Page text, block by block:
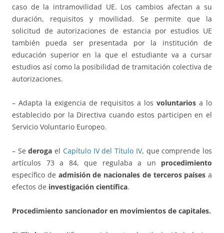
caso de la intramovilidad UE. Los cambios afectan a su
duración, requisitos y movilidad. Se permite que la
solicitud de autorizaciones de estancia por estudios UE
también pueda ser presentada por la institución de
educación superior en la que el estudiante va a cursar
estudios así como la posibilidad de tramitación colectiva de
autorizaciones.
– Adapta la exigencia de requisitos a los voluntarios a lo
establecido por la Directiva cuando estos participen en el
Servicio Voluntario Europeo.
– Sederoga el Capítulo IV del Título IV, que comprende los
artículos 73 a 84, que regulaba a un procedimiento
específico de admisión de nacionales de terceros países a
efectos de investigación científica.
Procedimiento sancionador en movimientos de capitales.